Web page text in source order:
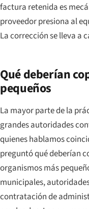
factura retenida es
proveedor presiona al
La corrección se lleva a
Qué deberían
pequeños
La mayor parte de la
grandes autoridades
quienes hablamos
preguntó qué deberían
organismos más
municipales,
contratación de